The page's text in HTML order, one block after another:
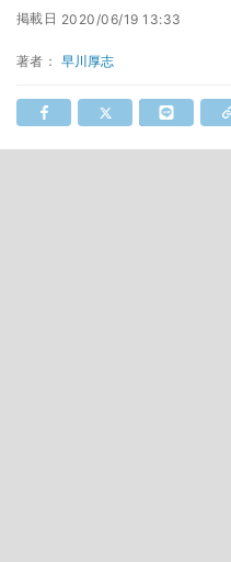
掲載日 2020/06/19 13:33
著者： 早川厚志